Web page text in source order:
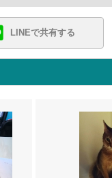
LINEで共有する